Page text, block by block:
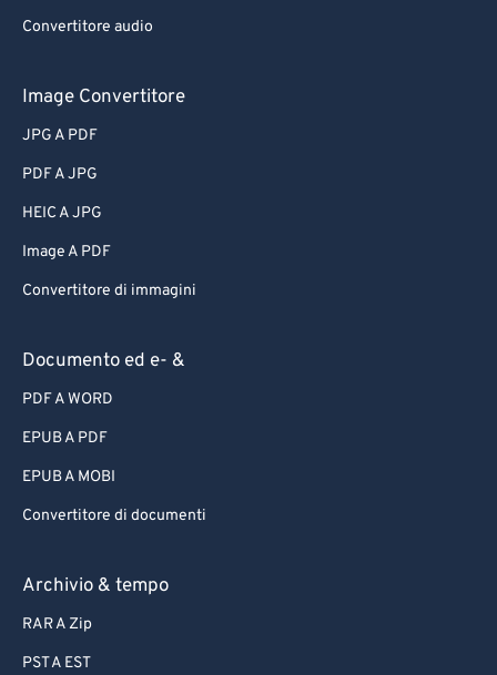
Convertitore audio
Image Convertitore
JPG A PDF
PDF A JPG
HEIC A JPG
Image A PDF
Convertitore di immagini
Documento ed e- &
PDF A WORD
EPUB A PDF
EPUB A MOBI
Convertitore di documenti
Archivio & tempo
RAR A Zip
PST A EST